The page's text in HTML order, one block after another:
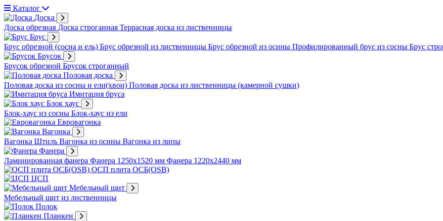
Каталог
Доска
Доска обрезная Доска строганная Террасная доска из лиственницы
Брус
Брус обрезной (сосна и ель) Брус обрезной из лиственницы Брус обрезной из осины Профилированный брус из сосны Брус
Брусок
Брусок обрезной Брусок строганный
Половая доска
Половая доска из сосны и ели(хвои) Половая доска из лиственницы (камерной сушки)
Имитация бруса
Блок хаус
Блок-хаус из сосны Блок-хаус из ели
Евровагонка
Вагонка
Вагонка Штиль Вагонка из осины Вагонка из липы
Фанера
Ламинированная фанера Фанера 1250х1520 мм Фанера 1220х2440 мм
ОСП плита ОСБ(OSB)
ЦСП
Мебельный щит
Мебельный щит из лиственницы
Полок
Планкен